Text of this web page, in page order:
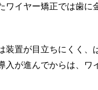
ワイヤー矯正では歯
装置が目立ちにくく、
入が進んでからは、